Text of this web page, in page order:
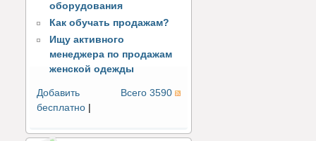
оборудования
Как обучать продажам?
Ищу активного
менеджера по продажам
женской одежды
Всего 3590
Добавить
бесплатно |